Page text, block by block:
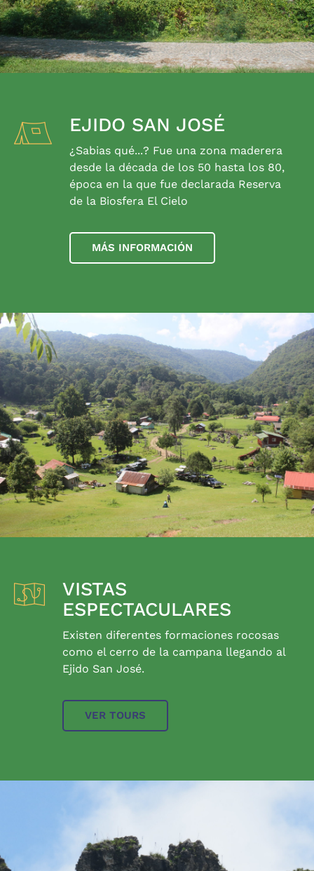
EJIDO SAN JOSÉ
¿Sabias qué...? Fue una zona maderera
desde la década de los 50 hasta los 80,
época en la que fue declarada Reserva
de la Biosfera El Cielo
MÁS INFORMACIÓN
VISTAS
ESPECTACULARES
Existen diferentes formaciones rocosas
como el cerro de la campana llegando al
Ejido San José.
VER TOURS